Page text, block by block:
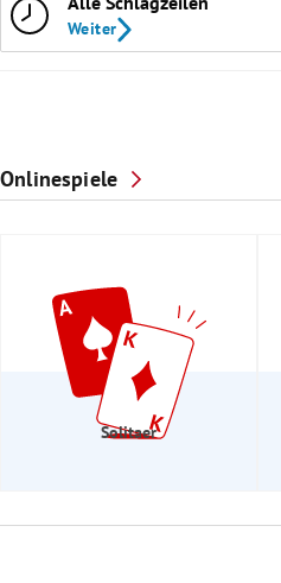
Weiter
Onlinespiele
Solitaer